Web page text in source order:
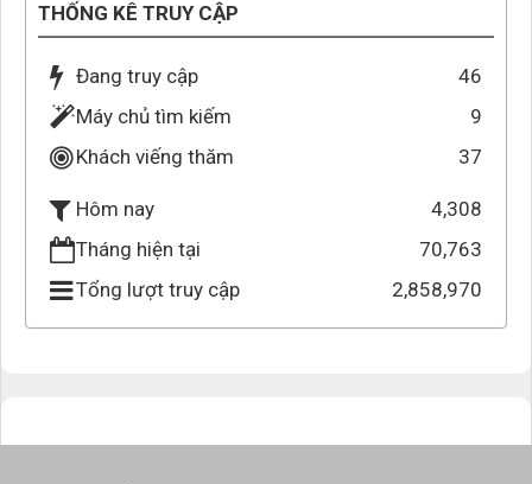
THỐNG KÊ TRUY CẬP
Đang truy cập
46
Máy chủ tìm kiếm
9
Khách viếng thăm
37
Hôm nay
4,308
Tháng hiện tại
70,763
Tổng lượt truy cập
2,858,970